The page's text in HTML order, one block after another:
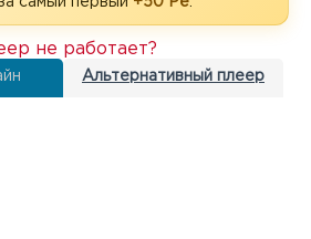
Альтернативный плеер
не работает?